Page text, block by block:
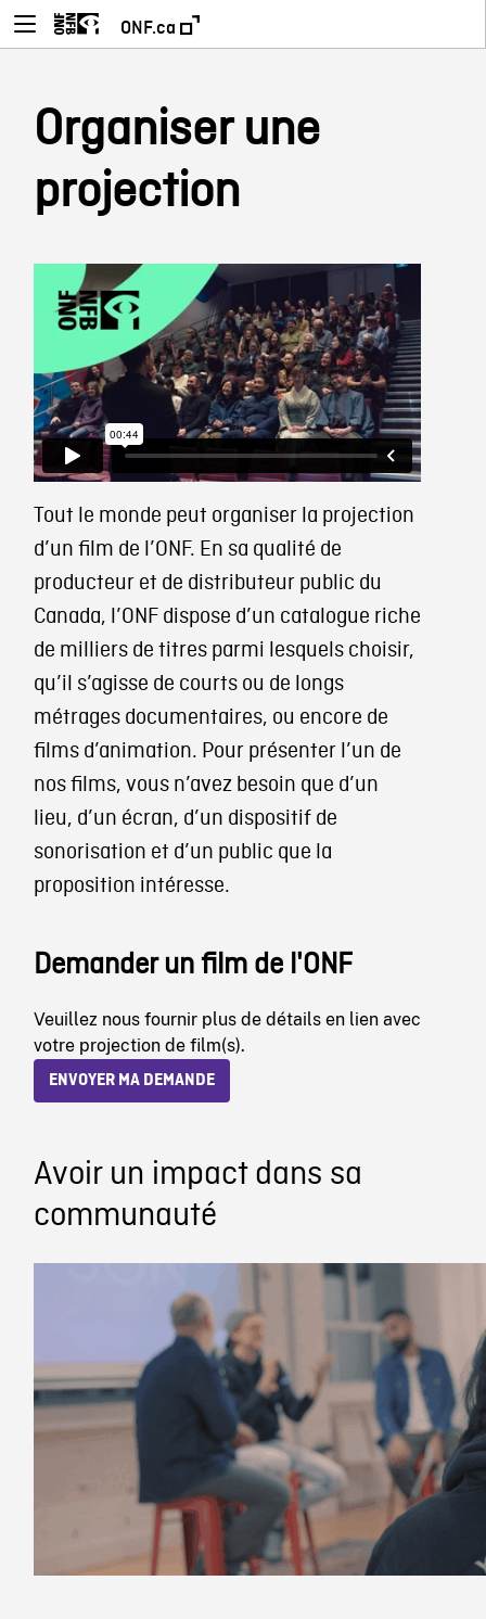
ONF.ca
Organiser une
projection
Tout le monde peut organiser la projection
d’un film de l’ONF. En sa qualité de
producteur et de distributeur public du
Canada, l’ONF dispose d’un catalogue riche
de milliers de titres parmi lesquels choisir,
qu’il s’agisse de courts ou de longs
métrages documentaires, ou encore de
films d’animation. Pour présenter l’un de
nos films, vous n’avez besoin que d’un
lieu, d’un écran, d’un dispositif de
sonorisation et d’un public que la
proposition intéresse.
Demander un film de l'ONF
Veuillez nous fournir plus de détails en lien avec
votre projection de film(s).
ENVOYER MA DEMANDE
Avoir un impact dans sa
communauté